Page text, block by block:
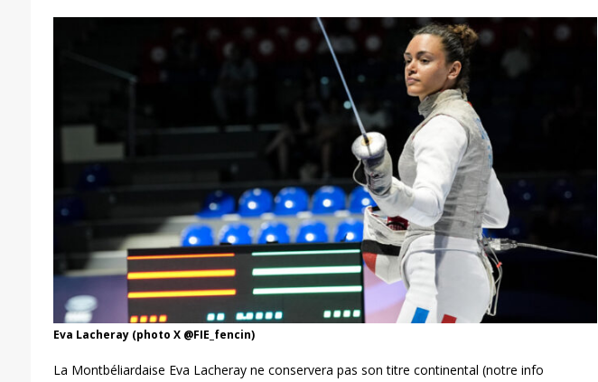
Eva Lacheray (photo X @FIE_fencin)
La Montbéliardaise Eva Lacheray ne conservera pas son titre continental (notre info